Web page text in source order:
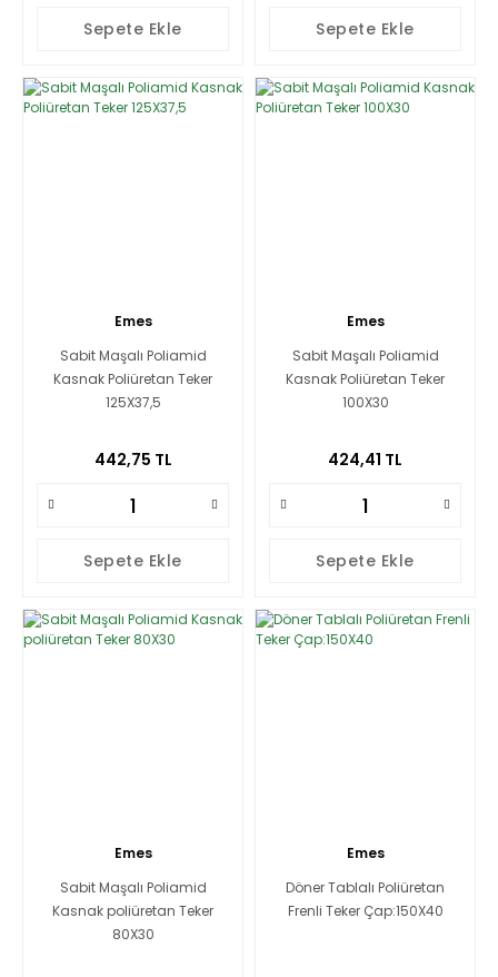
Sepete Ekle Sepete Ekle
Emes
Sabit Maşalı Poliamid
Kasnak Poliüretan Teker
125X37,5
442,75 TL
Sepete Ekle
Emes
Sabit Maşalı Poliamid
Kasnak Poliüretan Teker
100X30
424,41 TL
Sepete Ekle
Emes
Sabit Maşalı Poliamid
Kasnak poliüretan Teker
80X30
Emes
Döner Tablalı Poliüretan
Frenli Teker Çap:150X40